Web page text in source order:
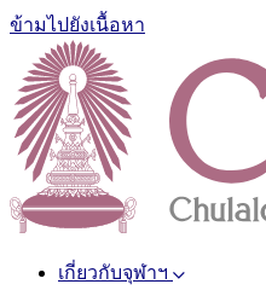
ข้ามไปยังเนื้อหา
เกี่ยวกับจุฬาฯ